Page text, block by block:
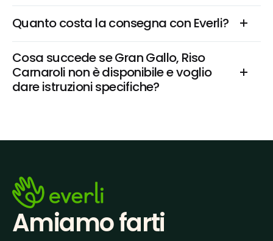
Quanto costa la consegna con Everli?
Cosa succede se Gran Gallo, Riso
Carnaroli non è disponibile e voglio
dare istruzioni specifiche?
Amiamo farti